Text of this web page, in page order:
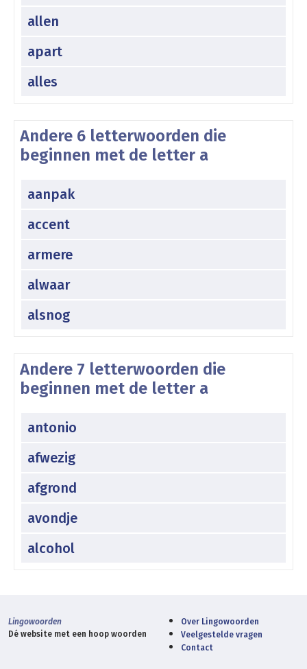
allen
apart
alles
Andere 6 letterwoorden die
beginnen met de letter a
aanpak
accent
armere
alwaar
alsnog
Andere 7 letterwoorden die
beginnen met de letter a
antonio
afwezig
afgrond
avondje
alcohol
Lingowoorden
Dé website met een hoop woorden
Over Lingowoorden
Veelgestelde vragen
Contact